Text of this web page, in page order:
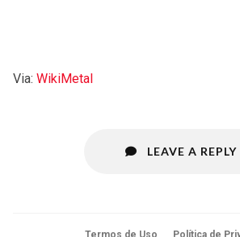
Via: WikiMetal
LEAVE A REPLY